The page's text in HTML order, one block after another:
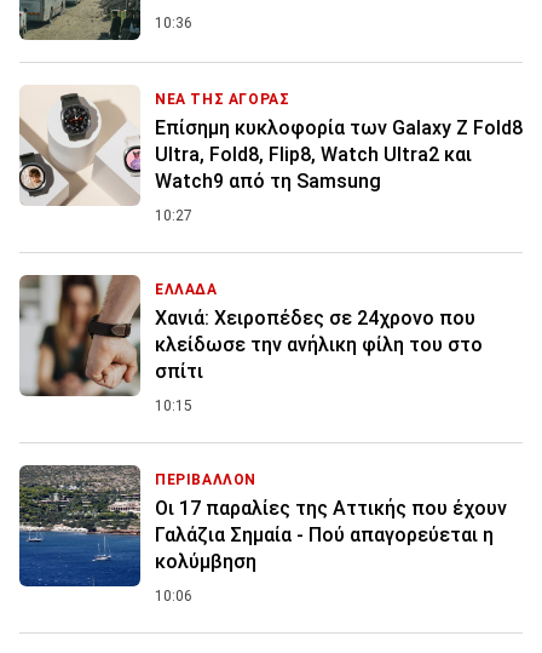
10:36
ΝΕΑ ΤΗΣ ΑΓΟΡΑΣ
Επίσημη κυκλοφορία των Galaxy Z Fold8
Ultra, Fold8, Flip8, Watch Ultra2 και
Watch9 από τη Samsung
10:27
ΕΛΛΑΔΑ
Χανιά: Χειροπέδες σε 24χρονο που
κλείδωσε την ανήλικη φίλη του στο
σπίτι
10:15
ΠΕΡΙΒΑΛΛΟΝ
Οι 17 παραλίες της Αττικής που έχουν
Γαλάζια Σημαία - Πού απαγορεύεται η
κολύμβηση
10:06